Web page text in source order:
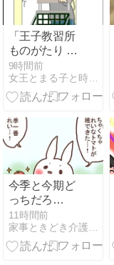
「王子教習所
ものがたり 卒
検」
9時間前
女王とまる子と時々ファミリー
今季と今期ど
っちだろ
う…？
11時間前